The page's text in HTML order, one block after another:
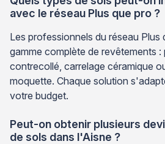
avec le réseau Plus que pro ?
Les professionnels du réseau Plus
gamme complète de revêtements :
contrecollé, carrelage céramique
moquette. Chaque solution
votre budget.
Peut-on obtenir plusieurs
de sols dans l'Aisne ?